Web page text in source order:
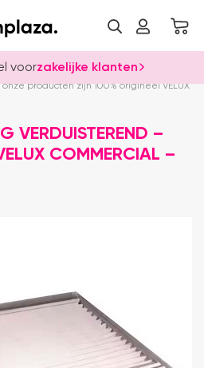
voorzakelijke klanten
VELUX Dealer
onze producten zijn 100% origineel VELUX
VERDUISTEREND –
COMMERCIAL –